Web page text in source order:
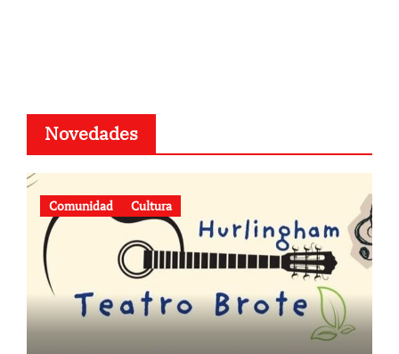
Novedades
Comunidad Cultura